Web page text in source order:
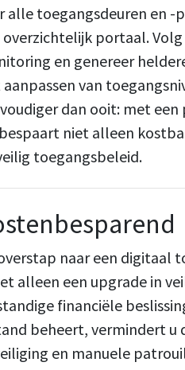
alle toegangsdeuren en
overzichtelijk portaal.
en genereer
aanpassen van
dan ooit: met
niet alleen
toegangsbeleid.
naar een digitaal
alleen een upgrade in
financiële
beheert, vermindert u
en manuele